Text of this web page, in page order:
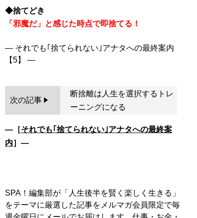
◆捨てどき
「邪魔だ」と感じた時点で即捨てる！
― それでも｢捨てられない｣アナタへの最終案内
次の記事
断捨離は人生を選択するトレ
ーニングになる
―［それでも｢捨てられない｣アナタへの最終案
内］―
SPA！編集部が「人生後半を賢く楽しく生きる」
をテーマに厳選した記事をメルマガ会員限定で毎